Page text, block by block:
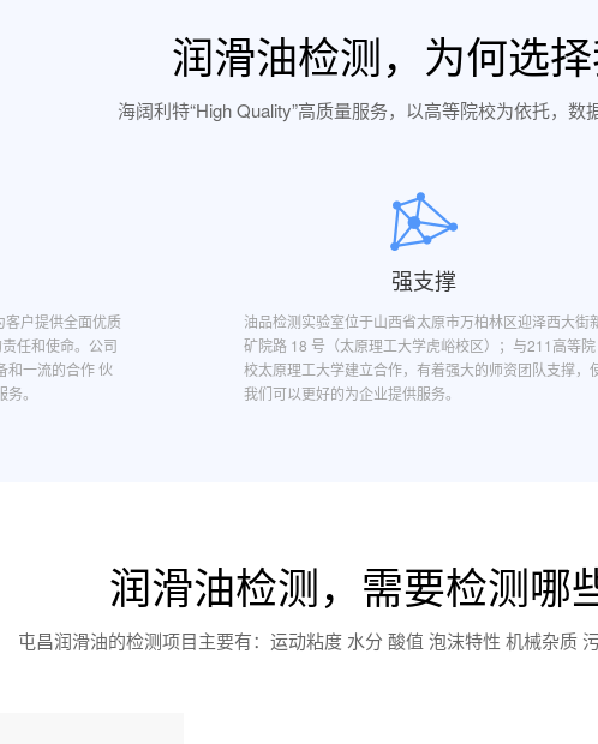
润滑油检测，为何选
海阔利特“High Quality”高质量服务，以高等院校为依托，数
客户提供全面优质
任和使命。公司
和一流的合作 伙
。
强支撑
油品检测实验室位于山西省太原市万柏林区迎泽西大街
矿院路 18 号（太原理工大学虎峪校区）；与211高等院
校太原理工大学建立合作，有着强大的师资团队支撑，
我们可以更好的为企业提供服务。
润滑油检测，需要检测哪
屯昌润滑油的检测项目主要有：运动粘度 水分 酸值 泡沫特性 机械杂质